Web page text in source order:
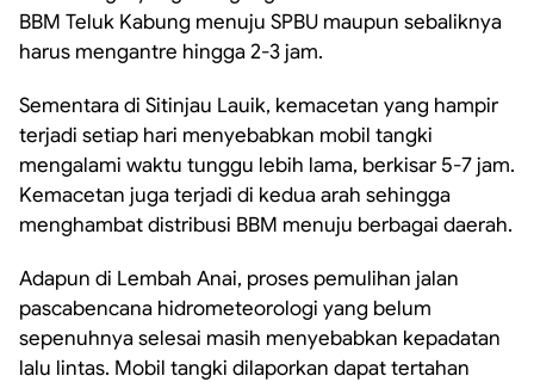
BBM Teluk Kabung menuju SPBU maupun sebaliknya
harus mengantre hingga 2-3 jam.
Sementara di Sitinjau Lauik, kemacetan yang hampir
terjadi setiap hari menyebabkan mobil tangki
mengalami waktu tunggu lebih lama, berkisar 5-7 jam.
Kemacetan juga terjadi di kedua arah sehingga
menghambat distribusi BBM menuju berbagai daerah.
Adapun di Lembah Anai, proses pemulihan jalan
pascabencana hidrometeorologi yang belum
sepenuhnya selesai masih menyebabkan kepadatan
lalu lintas. Mobil tangki dilaporkan dapat tertahan